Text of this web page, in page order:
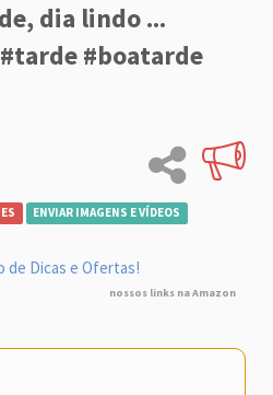
dia lindo ...
#boatarde
ENVIAR IMAGENS E VÍDEOS
de Dicas e Ofertas!
nossos links na Amazon